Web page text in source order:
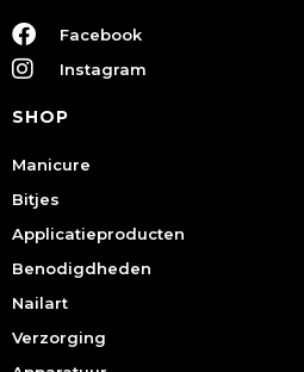
Facebook
Instagram
SHOP
Manicure
Bitjes
Applicatieproducten
Benodigdheden
Nailart
Verzorging